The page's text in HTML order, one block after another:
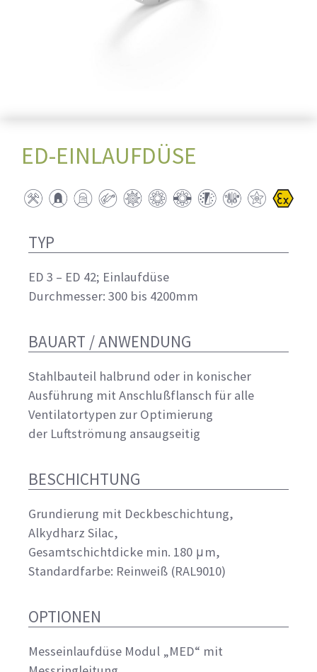
ED-EINLAUFDÜSE
TYP
ED 3 – ED 42; Einlaufdüse
Durchmesser: 300 bis 4200mm
BAUART / ANWENDUNG
Stahlbauteil halbrund oder in konischer
Ausführung mit Anschlußflansch für alle
Ventilatortypen zur Optimierung
der Luftströmung ansaugseitig
BESCHICHTUNG
Grundierung mit Deckbeschichtung,
Alkydharz Silac,
Gesamtschichtdicke min. 180 μm,
Standardfarbe: Reinweiß (RAL9010)
OPTIONEN
Messeinlaufdüse Modul „MED“ mit